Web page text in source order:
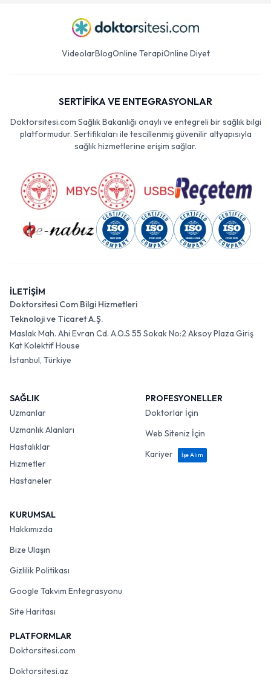
VideolarBlogOnline TerapiOnline Diyet
SERTİFİKA VE ENTEGRASYONLAR
Doktorsitesi.com Sağlık Bakanlığı onaylı ve entegreli bir sağlık bilgi
platformudur. Sertifikaları ile tescillenmiş güvenilir altyapısıyla
sağlık hizmetlerine erişim sağlar.
İLETİŞİM
Doktorsitesi Com Bilgi Hizmetleri
Teknoloji ve Ticaret A.Ş.
Maslak Mah. Ahi Evran Cd. A.O.S 55 Sokak No:2 Aksoy Plaza Giriş
Kat Kolektif House
İstanbul, Türkiye
SAĞLIK
Uzmanlar
Uzmanlık Alanları
Hastalıklar
Hizmetler
Hastaneler
PROFESYONELLER
Doktorlar İçin
Web Siteniz İçin
Kariyer
İşe Alım
KURUMSAL
Hakkımızda
Bize Ulaşın
Gizlilik Politikası
Google Takvim Entegrasyonu
Site Haritası
PLATFORMLAR
Doktorsitesi.com
Doktorsitesi.az